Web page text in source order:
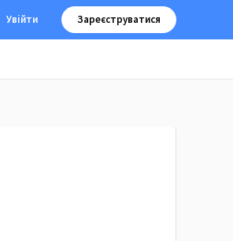
Увійти Зареєструватися